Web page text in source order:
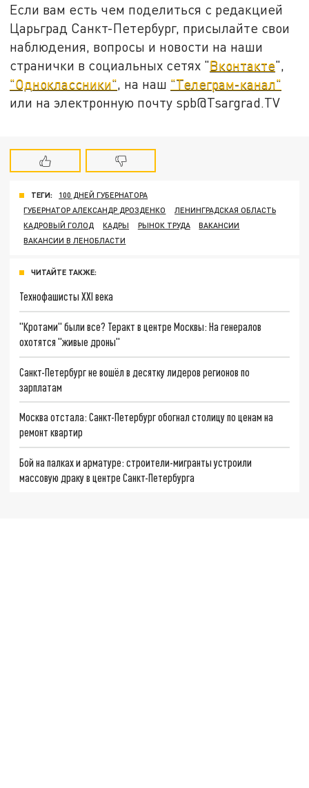
Если вам есть чем поделиться с редакцией
Царьград Санкт-Петербург, присылайте свои
наблюдения, вопросы и новости на наши
странички в социальных сетях "Вконтакте",
"Одноклассники", на наш "Телеграм-канал"
или на электронную почту spb@Tsargrad.TV
ТЕГИ:
100 ДНЕЙ ГУБЕРНАТОРА
ГУБЕРНАТОР АЛЕКСАНДР ДРОЗДЕНКО
ЛЕНИНГРАДСКАЯ ОБЛАСТЬ
КАДРОВЫЙ ГОЛОД
КАДРЫ РЫНОК ТРУДА
ВАКАНСИИ
ВАКАНСИИ В ЛЕНОБЛАСТИ
ЧИТАЙТЕ ТАКЖЕ:
Технофашисты XXI века
"Кротами" были все? Теракт в центре Москвы: На генералов
охотятся "живые дроны"
Санкт-Петербург не вошёл в десятку лидеров регионов по
зарплатам
Москва отстала: Санкт-Петербург обогнал столицу по ценам на
ремонт квартир
Бой на палках и арматуре: строители-мигранты устроили
массовую драку в центре Санкт-Петербурга